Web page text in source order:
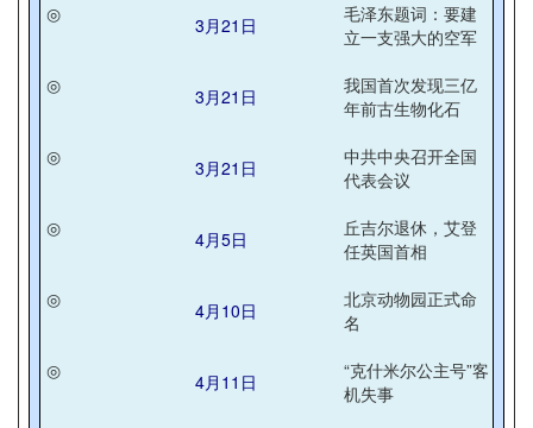
◎
3月21日
毛泽东题词：要建
立一支强大的空军
◎
3月21日
我国首次发现三亿
年前古生物化石
◎
3月21日
中共中央召开全国
代表会议
◎
4月5日
丘吉尔退休，艾登
任英国首相
◎
4月10日
北京动物园正式命
名
◎
4月11日
“克什米尔公主号”客
机失事